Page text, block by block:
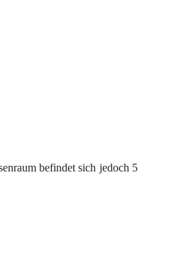
befindet sich jedoch 5